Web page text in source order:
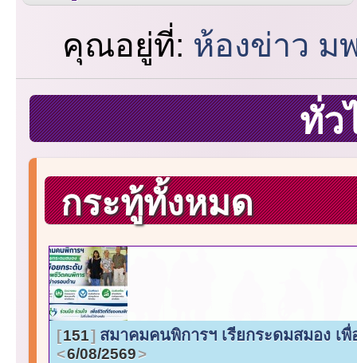
คุณอยู่ที่: ห้องข่าว
ทั่ว
กระทู้ทั้งหมด
151 สมาคมคนพิการฯ เรียกระดมสมอง
6/08/2569